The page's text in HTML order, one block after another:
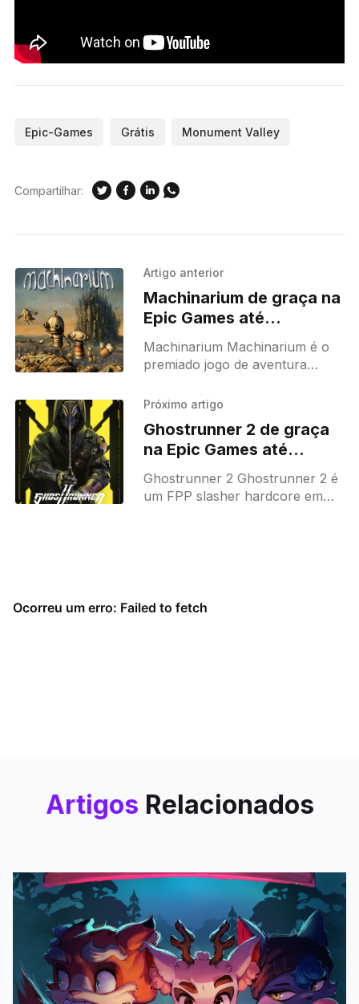
Epic-Games Grátis Monument Valley
Compartilhar:
Artigo anterior
Machinarium de graça na
Epic Games até
04/09/2025
Machinarium Machinarium é o
premiado jogo de aventura
pelos criadores de Samorost e
a salvar sua namorada Berta,
Próximo artigo
Ghostrunner 2 de graça
na Epic Games até
18/09/2025
Ghostrunner 2 Ghostrunner 2 é
um FPP slasher hardcore em
Artigos Relacionados